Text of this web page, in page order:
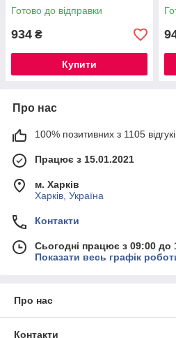
Готово до відправки
934 ₴
Купити
Про нас
100% позитивних з 1105
Працює з 15.01.2021
м. Харків
Харків, Україна
Контакти
Сьогодні працює з 09:00 до
Показати весь графік
Про нас
Контакти